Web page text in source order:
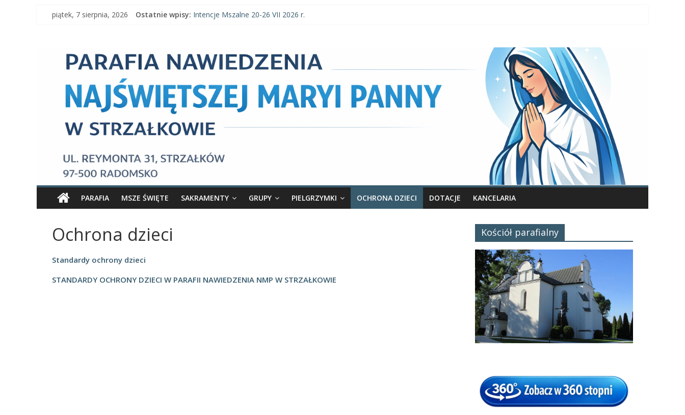
Skippiątek, 7 sierpnia, 2026 Ostatnie wpisy: Intencje Mszalne 20-26 VII 2026 r.
Ogłoszenia parafialne 26 VII 2026 r.
Parafia
Nawiedzenia
Najświętszej
Maryi
Panny
Parafia
Nawiedzenia
Najświętszej
Panny
w
PARAFIA MSZE ŚWIĘTE SAKRAMENTY GRUPY PIELGRZYMKI OCHRONA DZIECI DOTACJE KANCELARIA
Ochrona dzieci
Standardy ochrony dzieci
STANDARDY OCHRONY DZIECI W PARAFII NAWIEDZENIA NMP W STRZAŁKOWIE
Kościół parafialny